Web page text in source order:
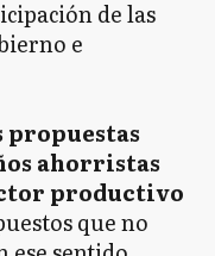
de las
e
propuestas
ahorristas
productivo
que no